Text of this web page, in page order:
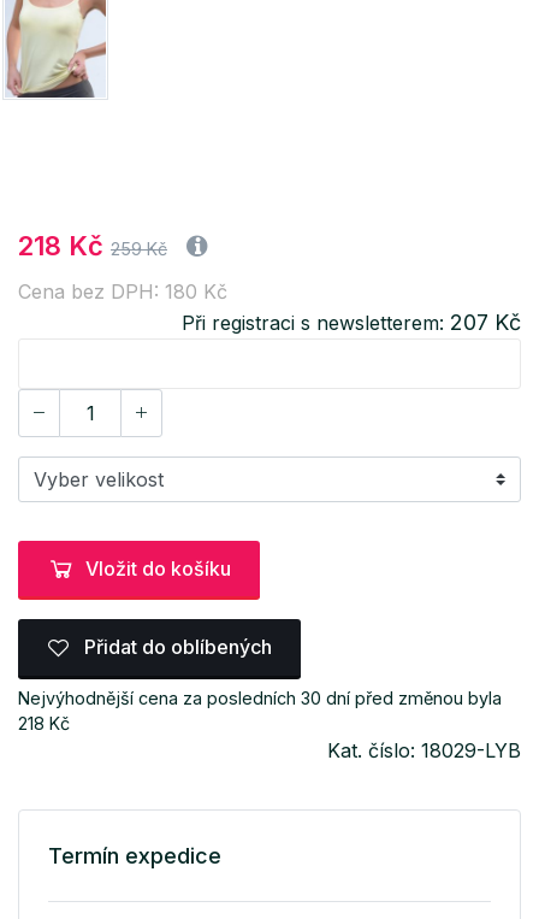
218 Kč 259 Kč
Cena bez DPH: 180 Kč
Při registraci s newsletterem: 207 Kč
Vložit do košíku
Přidat do oblíbených
Nejvýhodnější cena za posledních 30 dní před změnou byla
218 Kč
Kat. číslo: 18029-LYB
Termín expedice